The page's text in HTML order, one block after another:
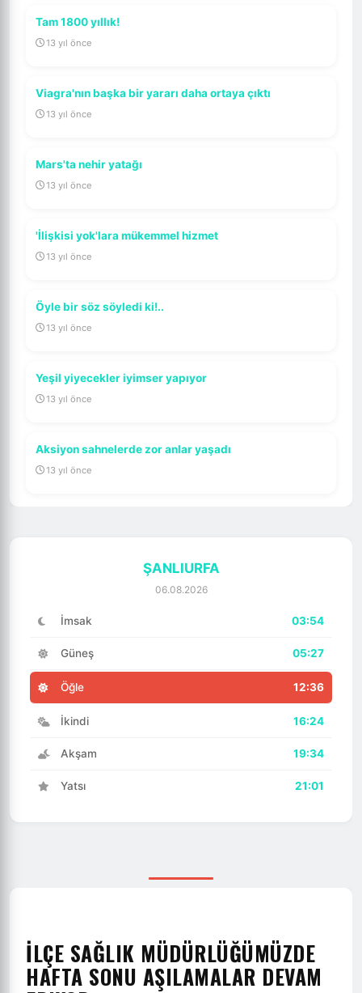
Tam 1800 yıllık!
13 yıl önce
Viagra'nın başka bir yararı daha ortaya çıktı
13 yıl önce
Mars'ta nehir yatağı
13 yıl önce
'İlişkisi yok'lara mükemmel hizmet
13 yıl önce
Öyle bir söz söyledi ki!..
13 yıl önce
Yeşil yiyecekler iyimser yapıyor
13 yıl önce
Aksiyon sahnelerde zor anlar yaşadı
13 yıl önce
ŞANLIURFA
06.08.2026
İmsak 03:54
Güneş 05:27
Öğle 12:36
İkindi 16:24
Akşam 19:34
Yatsı 21:01
İLÇE SAĞLIK MÜDÜRLÜĞÜMÜZDE
HAFTA SONU AŞILAMALAR DEVAM